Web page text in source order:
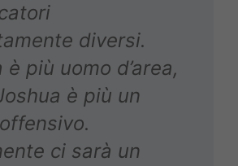
diversi.
è più uomo d’area,
è più un
ci sarà un